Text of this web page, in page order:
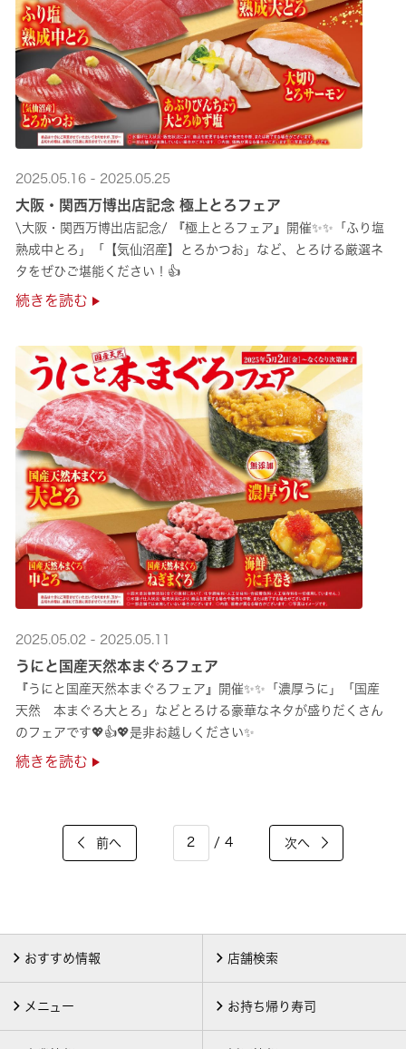
2025.05.16 - 2025.05.25
大阪・関西万博出店記念 極上とろフェア
\大阪・関西万博出店記念/ 『極上とろフェア』開催✨✨「ふり塩
熟成中とろ」「【気仙沼産】とろかつお」など、とろける厳選ネ
タをぜひご堪能ください！👍
続きを読む
2025.05.02 - 2025.05.11
うにと国産天然本まぐろフェア
『うにと国産天然本まぐろフェア』開催✨✨「濃厚うに」「国産
天然 本まぐろ大とろ」などとろける豪華なネタが盛りだくさん
のフェアです💖👍💖是非お越しください✨
続きを読む
前へ / 4 次へ
おすすめ情報 店舗検索
メニュー お持ち帰り寿司